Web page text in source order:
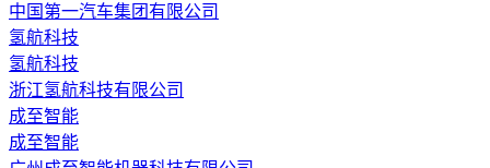
中国第一汽车集团有限公司
氢航科技
氢航科技
浙江氢航科技有限公司
成至智能
成至智能